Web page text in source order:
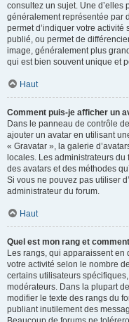
consultez un sujet. Une d’elles
généralement représentée par
permet d’indiquer votre
publié, ou permet de
image, généralement plus
qui est bien souvent unique et
Haut
Comment puis-je afficher un
Dans le panneau de contrôle
ajouter un avatar en utilisant
« Gravatar », la galerie
locales. Les administrateurs
des avatars et des méthodes
Si vous ne pouvez pas utiliser
administrateur du forum.
Haut
Quel est mon rang et
Les rangs, qui apparaissent en
votre activité selon le nombre
certains utilisateurs
modérateurs. Dans la plupart
modifier le texte des rangs du
publiant inutilement des